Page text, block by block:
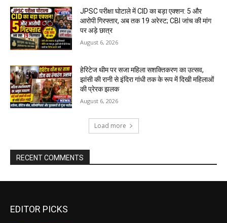
JPSC परीक्षा घोटाले में CID का बड़ा एक्शन: 5 और
आरोपी गिरफ्तार, अब तक 19 अरेस्ट; CBI जांच की मांग
पर अड़े छात्र
August 6, 2026
हेरिटेज थीम पर सजा महिला सशक्तिकरण का उत्सव,
झांसी की रानी से इंदिरा गांधी तक के रूप में दिखी महिलाओं
की प्रेरक झलक
August 6, 2026
Load more
RECENT COMMENTS
EDITOR PICKS